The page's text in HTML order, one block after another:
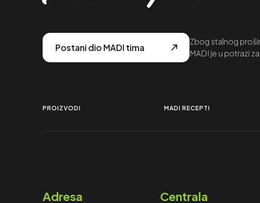
Postani dio MADI tima
Zbog stalnog
MADI je u potrazi
PROIZVODI MADI RECEPTI
Adresa Centrala